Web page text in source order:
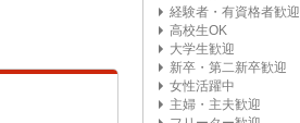
経験者・有資格者歓迎
高校生OK
大学生歓迎
新卒・第二新卒歓迎
女性活躍中
主婦・主夫歓迎